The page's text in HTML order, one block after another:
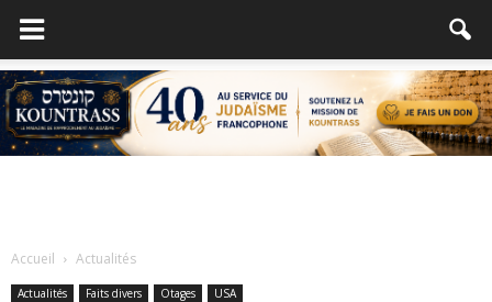
Accueil Actualités
Actualités Faits divers Otages USA